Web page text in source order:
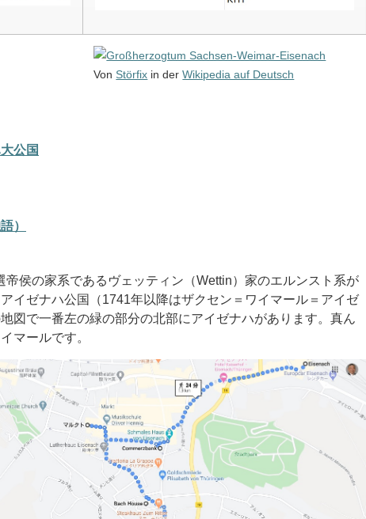
公国
）
Von Störfix in derWikipedia auf Deutsch
帝侯の家系であるヴェッティン（Wettin）家のエルンスト系が
イゼナハ公国（1741年以降はザクセン＝ワイマール＝アイゼ
図で一番左の緑の部分の北部にアイゼナハがあります。真ん
マールです。